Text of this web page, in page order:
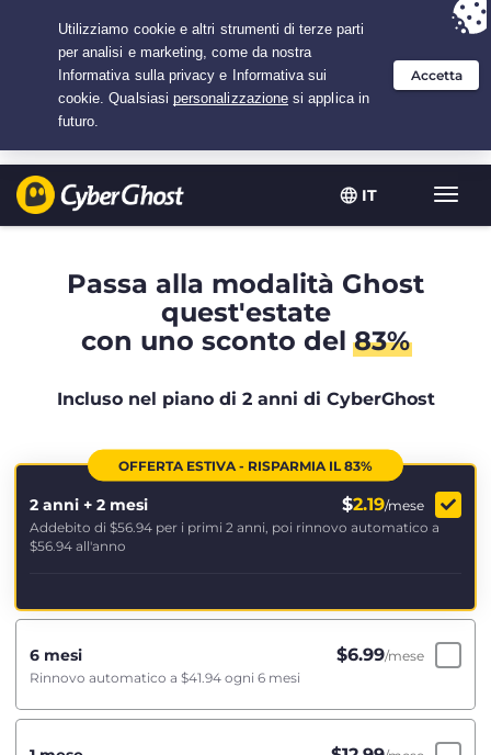
IT
L'offerta migliore per 2.1666666666667 anni a $
Passa alla modalità Ghost
quest'estate
con uno sconto del83%
Incluso nel piano di 2 anni di CyberGhost
OFFERTA ESTIVA - RISPARMIA IL 83%
2 anni + 2 mesi $2.19/mese
Addebito di $56.94 per i primi 2 anni, poi rinnovo automatico a
$56.94 all'anno
6 mesi $6.99/mese
Rinnovo automatico a $41.94 ogni 6 mesi